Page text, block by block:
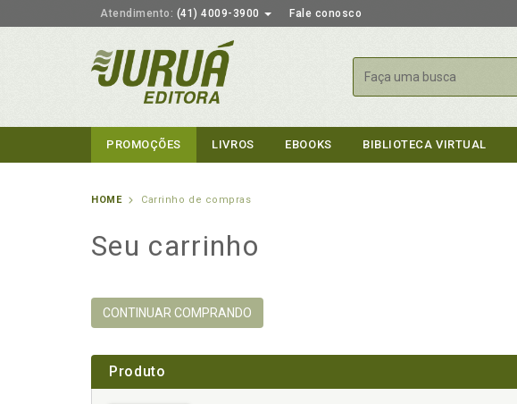
Atendimento: (41) 4009-3900 Fale conosco
Buscar
PROMOÇÕES LIVROS EBOOKS BIBLIOTECA VIRTUAL
HOME Carrinho de compras
Seu carrinho
CONTINUAR COMPRANDO
Produto